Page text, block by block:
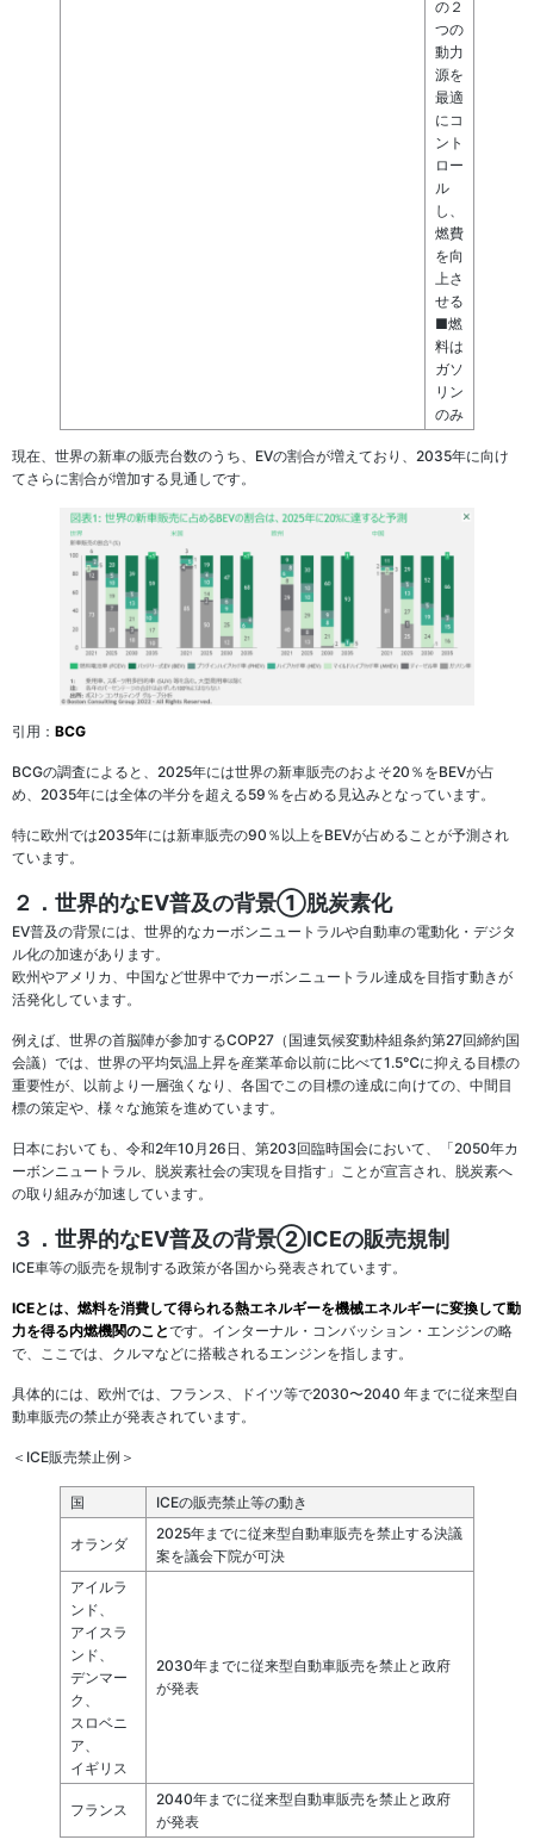
の２
つの
動力
源を
最適
にコ
ント
ロー
ル
し、
燃費
を向
上さ
せる
■燃
料は
ガソ
リン
のみ
現在、世界の新車の販売台数のうち、EVの割合が増えており、2035年に向け
てさらに割合が増加する見通しです。
引用： BCG
BCGの調査によると、2025年には世界の新車販売のおよそ20％をBEVが占
め、2035年には全体の半分を超える59％を占める見込みとなっています。
特に欧州では2035年には新車販売の90％以上をBEVが占めることが予測され
ています。
２．世界的なEV普及の背景①脱炭素化
EV普及の背景には、世界的なカーボンニュートラルや自動車の電動化・デジタ
ル化の加速があります。
欧州やアメリカ、中国など世界中でカーボンニュートラル達成を目指す動きが
活発化しています。
例えば、世界の首脳陣が参加するCOP27（国連気候変動枠組条約第27回締約国
会議）では、世界の平均気温上昇を産業革命以前に比べて1.5℃に抑える目標の
重要性が、以前より一層強くなり、各国でこの目標の達成に向けての、中間目
標の策定や、様々な施策を進めています。
日本においても、令和2年10月26日、第203回臨時国会において、「2050年カ
ーボンニュートラル、脱炭素社会の実現を目指す」ことが宣言され、脱炭素へ
の取り組みが加速しています。
３．世界的なEV普及の背景②ICEの販売規制
ICE車等の販売を規制する政策が各国から発表されています。
ICEとは、燃料を消費して得られる熱エネルギーを機械エネルギーに変換して動
力を得る内燃機関のことです。インターナル・コンバッション・エンジンの略
で、ここでは、クルマなどに搭載されるエンジンを指します。
具体的には、欧州では、フランス、ドイツ等で2030〜2040 年までに従来型自
動車販売の禁止が発表されています。
＜ICE販売禁止例＞
国 ICEの販売禁止等の動き
オランダ
2025年までに従来型自動車販売を禁止する決議
案を議会下院が可決
アイルラ
ンド、
アイスラ
ンド、
デンマー
ク、
スロベニ
ア、
イギリス
2030年までに従来型自動車販売を禁止と政府
が発表
フランス
2040年までに従来型自動車販売を禁止と政府
が発表